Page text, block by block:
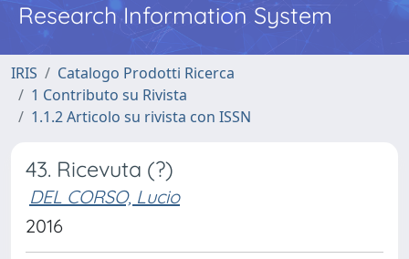
Research Information System
IRIS
Catalogo Prodotti Ricerca
1 Contributo su Rivista
1.1.2 Articolo su rivista con ISSN
43. Ricevuta (?)
DEL CORSO, Lucio
2016